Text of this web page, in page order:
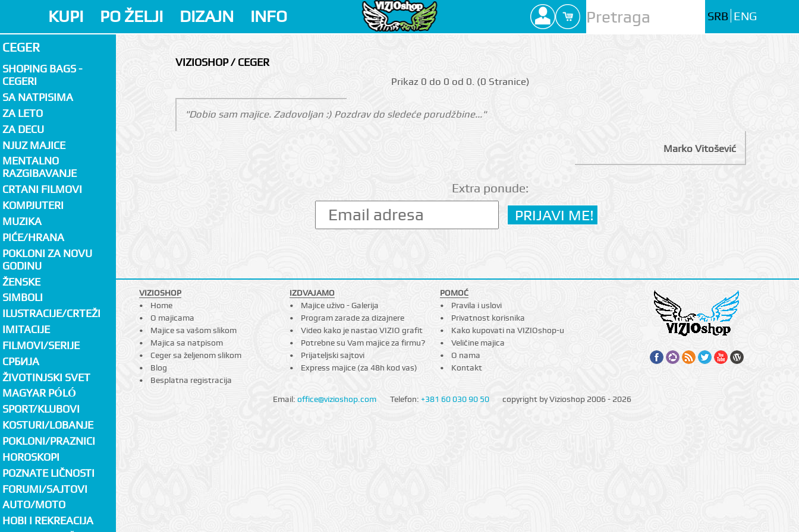
KUPI PO ŽELJI DIZAJN INFO SRB ENG
CEGER
SHOPING BAGS -
CEGERI
SA NATPISIMA
ZA LETO
ZA DECU
NJUZ MAJICE
MENTALNO
RAZGIBAVANJE
CRTANI FILMOVI
KOMPJUTERI
MUZIKA
PIĆE/HRANA
POKLONI ZA NOVU
GODINU
ŽENSKE
SIMBOLI
ILUSTRACIJE/CRTEŽI
IMITACIJE
FILMOVI/SERIJE
СРБИЈА
ŽIVOTINJSKI SVET
MAGYAR PÓLÓ
SPORT/KLUBOVI
KOSTURI/LOBANJE
POKLONI/PRAZNICI
HOROSKOPI
POZNATE LIČNOSTI
FORUMI/SAJTOVI
AUTO/MOTO
HOBI I REKREACIJA
VIZIOSHOP / CEGER
Prikаz 0 do 0 оd 0. (0 Strаnicе)
"Dobio sam majice. Zadovoljan :) Pozdrav do sledeće porudžbine..."
Marko Vitošević
Extra ponude:
VIZIOSHOP
Home
O majicama
Majice sa vašom slikom
Majica sa natpisom
Ceger sa željenom slikom
Blog
Besplatna registracija
IZDVAJAMO
Majice uživo - Galerija
Program zarade za dizajnere
Video kako je nastao VIZIO grafit
Potrebne su Vam majice za firmu?
Prijateljski sajtovi
Express majice (za 48h kod vas)
POMOĆ
Pravila i uslovi
Privatnost korisnika
Kako kupovati na VIZIOshop-u
Veličine majica
O nama
Kontakt
Email: office@vizioshop.com Telefon: +381 60 030 90 50 copyright by Vizioshop 2006 - 2026